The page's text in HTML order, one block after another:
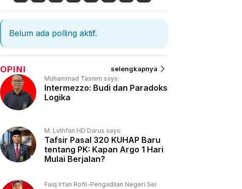
Belum ada polling aktif.
OPINI selengkapnya
Muhammad Tasnim says:
Intermezzo: Budi dan Paradoks
Logika
M. Luthfan HD Darus says:
Tafsir Pasal 320 KUHAP Baru
tentang PK: Kapan Argo 1 Hari
Mulai Berjalan?
Faiq Irfan Rofii-Pengadilan Negeri Sei